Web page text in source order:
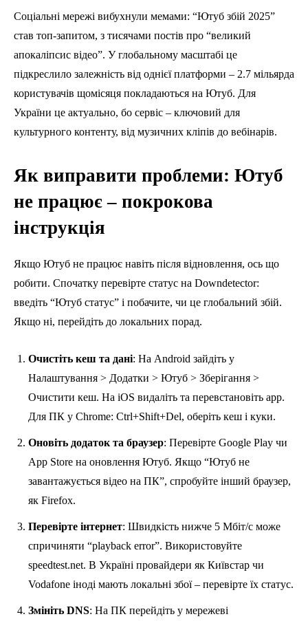
Соціальні мережі вибухнули мемами: “Ютуб збій 2025”
став топ-запитом, з тисячами постів про “великий
апокаліпсис відео”. У глобальному масштабі це
підкреслило залежність від однієї платформи – 2.7 мільярда
користувачів щомісяця покладаються на Ютуб. Для
України це актуально, бо сервіс – ключовий для
культурного контенту, від музичних кліпів до вебінарів.
Як виправити проблеми: Ютуб
не працює – покрокова
інструкція
Якщо Ютуб не працює навіть після відновлення, ось що
робити. Спочатку перевірте статус на Downdetector:
введіть “Ютуб статус” і побачите, чи це глобальний збій.
Якщо ні, перейдіть до локальних порад.
Очистіть кеш та дані: На Android зайдіть у
Налаштування > Додатки > Ютуб > Зберігання >
Очистити кеш. На iOS видаліть та перевстановіть app.
Для ПК у Chrome: Ctrl+Shift+Del, оберіть кеш і куки.
Оновіть додаток та браузер: Перевірте Google Play чи
App Store на оновлення Ютуб. Якщо “Ютуб не
завантажується відео на ПК”, спробуйте інший браузер,
як Firefox.
Перевірте інтернет: Швидкість нижче 5 Мбіт/с може
спричиняти “playback error”. Використовуйте
speedtest.net. В Україні провайдери як Київстар чи
Vodafone іноді мають локальні збої – перевірте їх статус.
Змініть DNS: На ПК перейдіть у мережеві